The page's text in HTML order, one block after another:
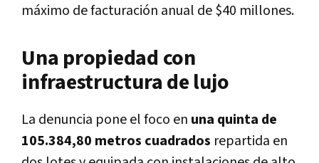
máximo de facturación anual de $40 millones.
Una propiedad con
infraestructura de lujo
La denuncia pone el foco en una quinta de
105.384,80 metros cuadrados repartida en